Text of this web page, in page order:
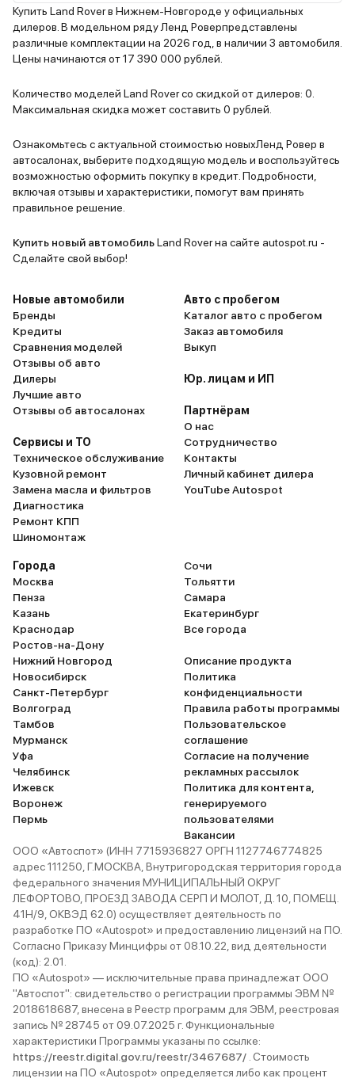
Купить Land Rover в Нижнем-Новгороде у официальных
дилеров. В модельном ряду Ленд Роверпредставлены
различные комплектации на 2026 год, в наличии 3 автомобиля.
Цены начинаются от 17 390 000 рублей.
Количество моделей Land Rover со скидкой от дилеров: 0.
Максимальная скидка может составить 0 рублей.
Ознакомьтесь с актуальной стоимостью новыхЛенд Ровер в
автосалонах, выберите подходящую модель и воспользуйтесь
возможностью оформить покупку в кредит. Подробности,
включая отзывы и характеристики, помогут вам принять
правильное решение.
Купить новый автомобильLand Rover на сайте autospot.ru -
Сделайте свой выбор!
Новые автомобили
Бренды
Кредиты
Сравнения моделей
Отзывы об авто
Дилеры
Лучшие авто
Отзывы об автосалонах
Сервисы и ТО
Техническое обслуживание
Кузовной ремонт
Замена масла и фильтров
Диагностика
Ремонт КПП
Шиномонтаж
Авто с пробегом
Каталог авто с пробегом
Заказ автомобиля
Выкуп
Юр. лицам и ИП
Партнёрам
О нас
Сотрудничество
Контакты
Личный кабинет дилера
YouTube Autospot
Города
Москва
Пенза
Казань
Краснодар
Ростов-на-Дону
Нижний Новгород
Новосибирск
Санкт-Петербург
Волгоград
Тамбов
Мурманск
Уфа
Челябинск
Ижевск
Воронеж
Пермь
Сочи
Тольятти
Самара
Екатеринбург
Все города
Описание продукта
Политика
конфиденциальности
Правила работы программы
Пользовательское
соглашение
Согласие на получение
рекламных рассылок
Политика для контента,
генерируемого
пользователями
Вакансии
ООО «Автоспот» (ИНН 7715936827 ОРГН 1127746774825
адрес 111250, Г.МОСКВА, Внутригородская территория города
федерального значения МУНИЦИПАЛЬНЫЙ ОКРУГ
ЛЕФОРТОВО, ПРОЕЗД ЗАВОДА СЕРП И МОЛОТ, Д. 10, ПОМЕЩ.
41Н/9, ОКВЭД 62.0) осуществляет деятельность по
разработке ПО «Autospot» и предоставлению лицензий на ПО.
Согласно Приказу Минцифры от 08.10.22, вид деятельности
(код): 2.01.
ПО «Autospot» — исключительные права принадлежат ООО
"Автоспот": свидетельство о регистрации программы ЭВМ №
2018618687, внесена в Реестр программ для ЭВМ, реестровая
запись № 28745 от 09.07.2025 г. Функциональные
характеристики Программы указаны по ссылке:
https://reestr.digital.gov.ru/reestr/3467687/ . Стоимость
лицензии на ПО «Autospot» определяется либо как процент